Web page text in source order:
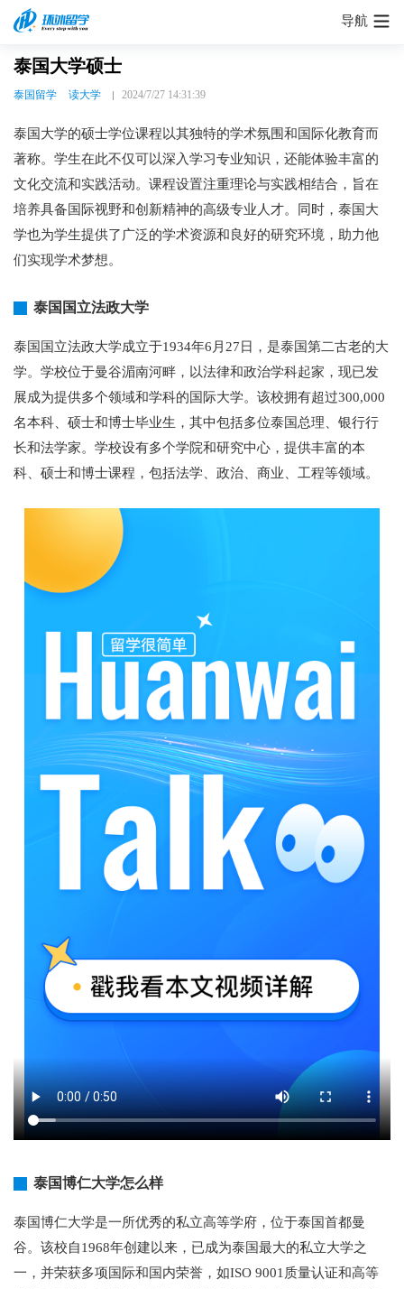
导航
泰国大学硕士
泰国留学 读大学 2024/7/27 14:31:39
泰国大学的硕士学位课程以其独特的学术氛围和国际化教育而
著称。学生在此不仅可以深入学习专业知识，还能体验丰富的
文化交流和实践活动。课程设置注重理论与实践相结合，旨在
培养具备国际视野和创新精神的高级专业人才。同时，泰国大
学也为学生提供了广泛的学术资源和良好的研究环境，助力他
们实现学术梦想。
泰国国立法政大学
泰国国立法政大学成立于1934年6月27日，是泰国第二古老的大
学。学校位于曼谷湄南河畔，以法律和政治学科起家，现已发
展成为提供多个领域和学科的国际大学。该校拥有超过300,000
名本科、硕士和博士毕业生，其中包括多位泰国总理、银行行
长和法学家。学校设有多个学院和研究中心，提供丰富的本
科、硕士和博士课程，包括法学、政治、商业、工程等领域。
泰国博仁大学怎么样
泰国博仁大学是一所优秀的私立高等学府，位于泰国首都曼
谷。该校自1968年创建以来，已成为泰国最大的私立大学之
一，并荣获多项国际和国内荣誉，如ISO 9001质量认证和高等